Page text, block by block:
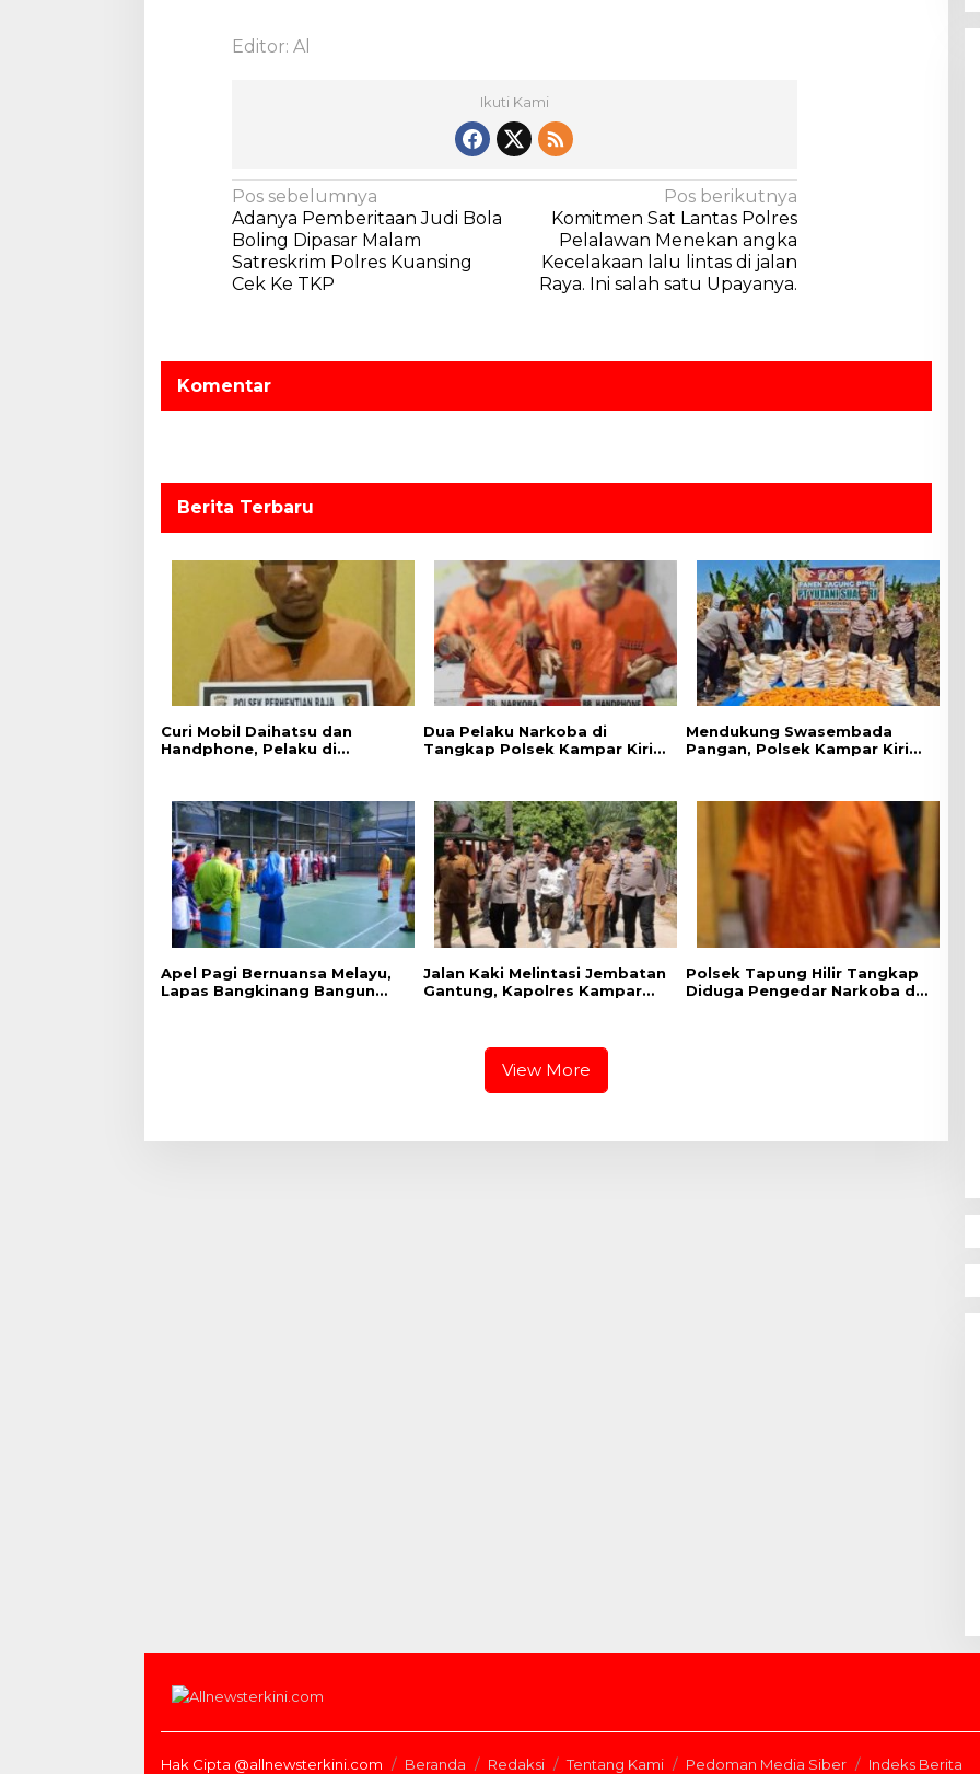
W
Editor: Al
Ikuti Kami
N
a
v
i
a
s
i
o
s
Pos sebelumnya
Adanya Pemberitaan Judi Bola
Boling Dipasar Malam
Satreskrim Polres Kuansing
Cek Ke TKP
Pos berikutnya
Komitmen Sat Lantas Polres
Pelalawan Menekan angka
Kecelakaan lalu lintas di jalan
Raya. Ini salah satu Upayanya.
Komentar
Berita Terbaru
Curi Mobil Daihatsu dan
Handphone, Pelaku di
Dua Pelaku Narkoba di
Tangkap Polsek Kampar Kiri,
Mendukung Swasembada
Pangan, Polsek Kampar Kiri
Apel Pagi Bernuansa Melayu,
Lapas Bangkinang Bangun
Jalan Kaki Melintasi Jembatan
Gantung, Kapolres Kampar
Polsek Tapung Hilir Tangkap
Diduga Pengedar Narkoba di
View More
Hak Cipta @allnewsterkini.com Beranda Redaksi Tentang Kami Pedoman Media Siber Indeks Berita